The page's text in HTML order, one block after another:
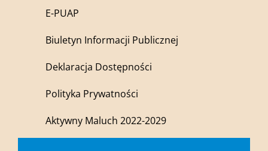
E-PUAP
Biuletyn Informacji Publicznej
Deklaracja Dostępności
Polityka Prywatności
Aktywny Maluch 2022-2029